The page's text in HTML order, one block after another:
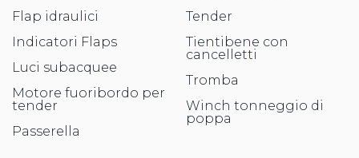
Flap idraulici
Indicatori Flaps
Luci subacquee
Motore fuoribordo per
tender
Passerella
Tender
Tientibene con
cancelletti
Tromba
Winch tonneggio di
poppa